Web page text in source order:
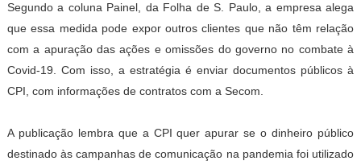
Segundo a coluna Painel, da Folha de S. Paulo, a empresa alega
que essa medida pode expor outros clientes que não têm relação
com a apuração das ações e omissões do governo no combate à
Covid-19. Com isso, a estratégia é enviar documentos públicos à
CPI, com informações de contratos com a Secom.
A publicação lembra que a CPI quer apurar se o dinheiro público
destinado às campanhas de comunicação na pandemia foi utilizado